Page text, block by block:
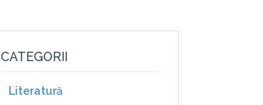
CATEGORII
Literatură